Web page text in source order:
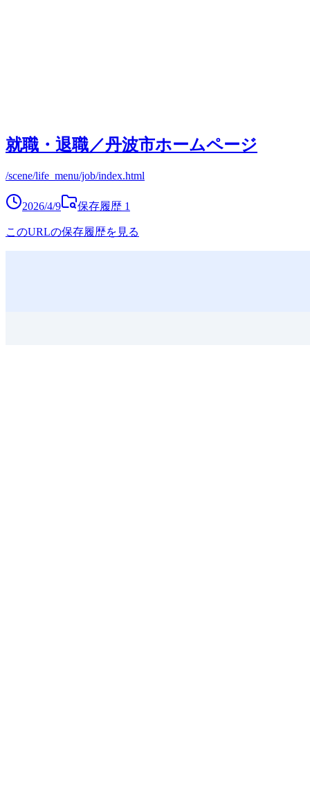
就職・退職／丹波市ホームページ
/scene/life_menu/job/index.html
2026/4/9 保存履歴 1
このURLの保存履歴を見る